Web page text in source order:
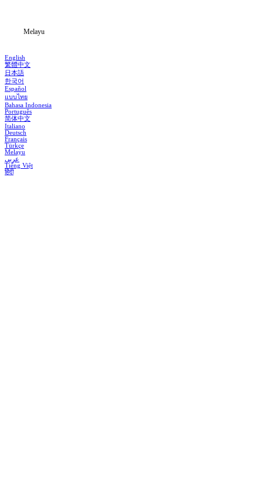
Melayu
English
繁體中文
日本語
한국어
Español
แบบไทย
Bahasa Indonesia
Português
简体中文
Italiano
Deutsch
Français
Türkçe
Melayu
عربي
Tiếng Việt
हिंदी